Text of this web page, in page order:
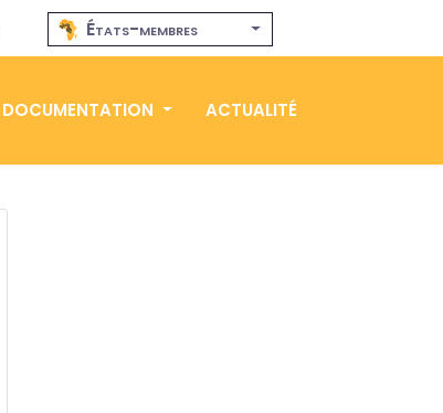
États-membres
DOCUMENTATION ACTUALITÉ